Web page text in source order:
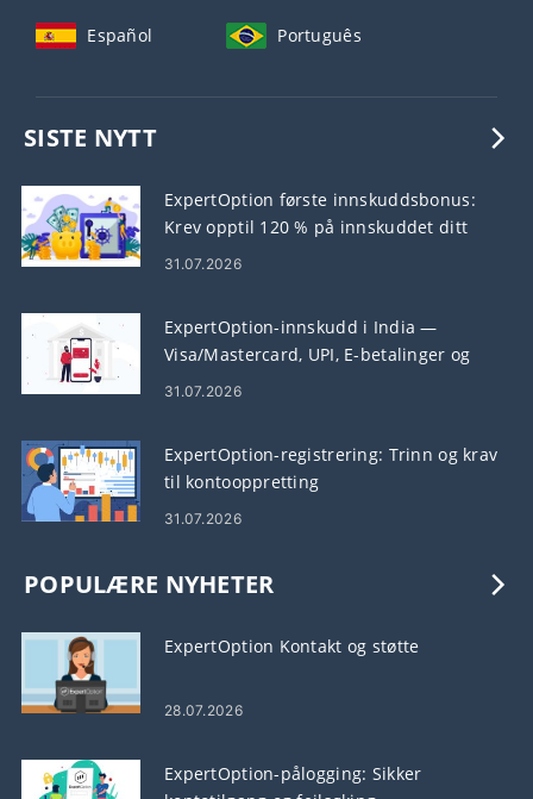
Español Português
SISTE NYTT
ExpertOption første innskuddsbonus:
Krev opptil 120 % på innskuddet ditt
31.07.2026
ExpertOption-innskudd i India —
Visa/Mastercard, UPI, E-betalinger og
krypto
31.07.2026
ExpertOption-registrering: Trinn og krav
til kontooppretting
31.07.2026
POPULÆRE NYHETER
ExpertOption Kontakt og støtte
28.07.2026
ExpertOption-pålogging: Sikker